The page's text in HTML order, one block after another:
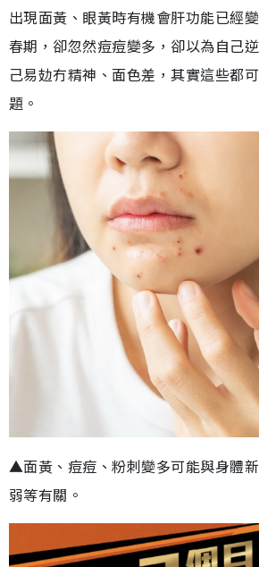
出現面黃、眼黃時有機會肝功能已經
春期，卻忽然痘痘變多，卻以為自己
己易攰冇精神、面色差，其實這些都
題。
▲面黃、痘痘、粉刺變多可能與身體
弱等有關。